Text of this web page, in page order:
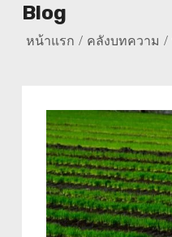
Blog
หน้าแรก คลังบทความ